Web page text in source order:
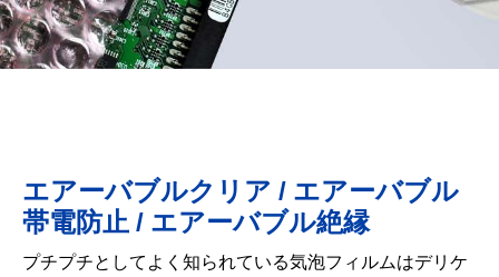
エアーバブルクリア / エアーバブル
帯電防止 / エアーバブル絶縁
プチプチとしてよく知られている気泡フィルムはデリケ